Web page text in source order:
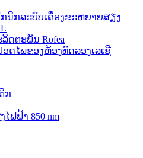
ນິກລະບົບເຄື່ອງຂະຫຍາຍສຽງ
ດຕະພັນ Rofea
ດໄພຂອງຫ້ອງທົດລອງເລເຊີ
ກ
ຟຟ້າ 850 nm